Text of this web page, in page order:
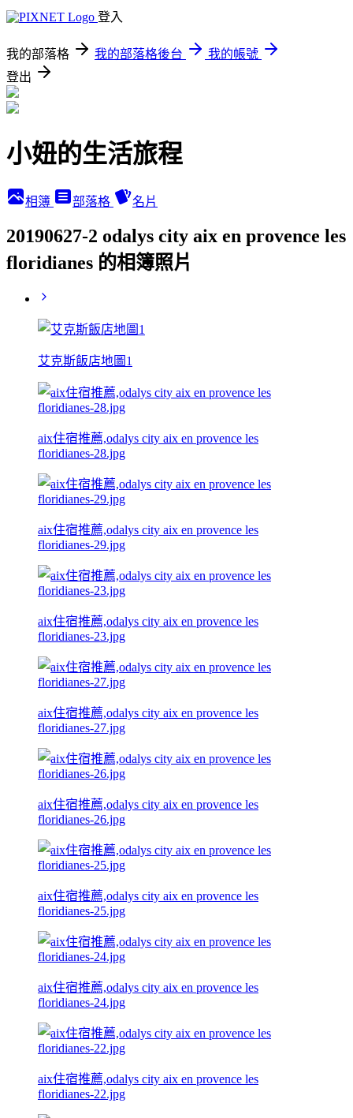
登入
我的部落格 我的部落格後台
我的帳號
登出
小妞的生活旅程
相簿 部落格 名片
20190627-2 odalys city aix en provence les
floridianes 的相簿照片
艾克斯飯店地圖1
aix住宿推薦,odalys city aix en provence les
floridianes-28.jpg
aix住宿推薦,odalys city aix en provence les
floridianes-29.jpg
aix住宿推薦,odalys city aix en provence les
floridianes-23.jpg
aix住宿推薦,odalys city aix en provence les
floridianes-27.jpg
aix住宿推薦,odalys city aix en provence les
floridianes-26.jpg
aix住宿推薦,odalys city aix en provence les
floridianes-25.jpg
aix住宿推薦,odalys city aix en provence les
floridianes-24.jpg
aix住宿推薦,odalys city aix en provence les
floridianes-22.jpg